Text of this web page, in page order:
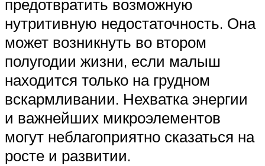
предотвратить возможную
нутритивную недостаточность. Она
может возникнуть во втором
полугодии жизни, если малыш
находится только на грудном
вскармливании. Нехватка энергии
и важнейших микроэлементов
могут неблагоприятно сказаться на
росте и развитии.